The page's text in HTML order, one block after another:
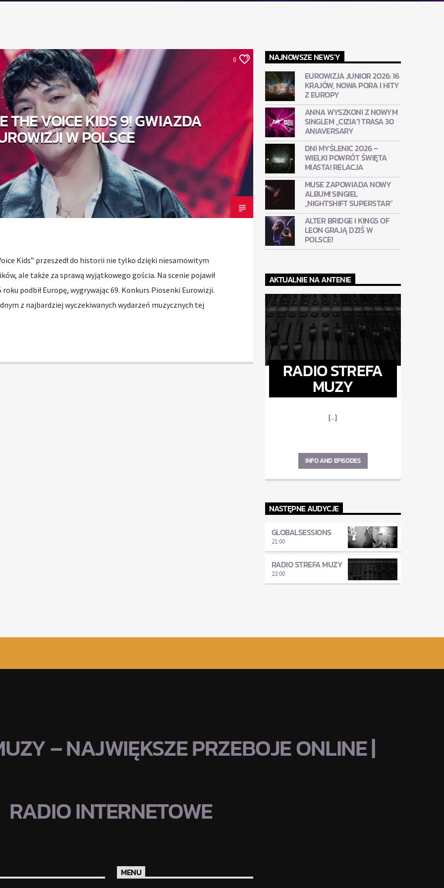
0
THE VOICE KIDS 9! GWIAZDA
W POLSCE
Kids” przeszedł do historii nie tylko dzięki niesamowitym
ale także za sprawą wyjątkowego gościa. Na scenie pojawił
podbił Europę, wygrywając 69. Konkurs Piosenki Eurowizji.
z najbardziej wyczekiwanych wydarzeń muzycznych tej
NAJNOWSZE NEWS'Y
EUROWIZJA JUNIOR 2026: 16
KRAJÓW, NOWA PORA I HITY
Z EUROPY
ANNA WYSZKONI Z NOWYM
SINGLEM „CIZIA”! TRASA 30
ANIAVERSARY
DNI MYŚLENIC 2026 –
WIELKI POWRÓT ŚWIĘTA
MIASTA! RELACJA
MUSE ZAPOWIADA NOWY
ALBUM! SINGIEL
„NIGHTSHIFT SUPERSTAR”
ALTER BRIDGE I KINGS OF
LEON GRAJĄ DZIŚ W
POLSCE!
AKTUALNIE NA ANTENIE
RADIO STREFA
MUZY
[...]
INFO AND EPISODES
NASTĘPNE AUDYCJE
GLOBALSESSIONS
21:00
RADIO STREFA MUZY
22:00
– NAJWIĘKSZE PRZEBOJE ONLINE |
RADIO INTERNETOWE
MENU